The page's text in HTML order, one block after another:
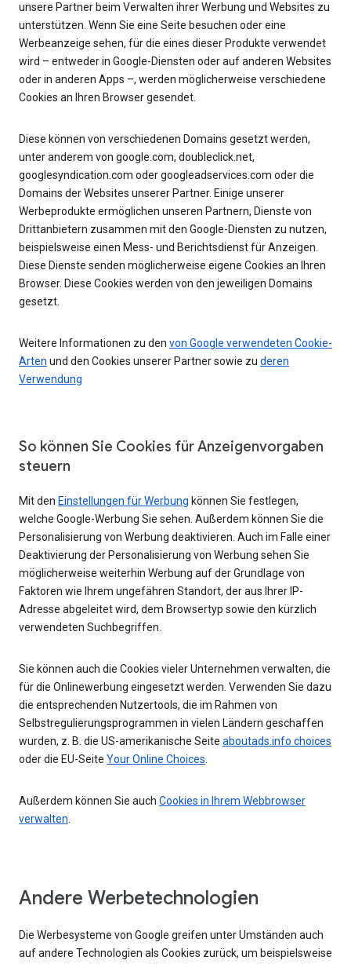
unsere Partner beim Verwalten ihrer Werbung und Websites zu
unterstützen. Wenn Sie eine Seite besuchen oder eine
Werbeanzeige sehen, für die eines dieser Produkte verwendet
wird – entweder in Google-Diensten oder auf anderen Websites
oder in anderen Apps –, werden möglicherweise verschiedene
Cookies an Ihren Browser gesendet.
Diese können von verschiedenen Domains gesetzt werden,
unter anderem von google.com, doubleclick.net,
googlesyndication.com oder googleadservices.com oder die
Domains der Websites unserer Partner. Einige unserer
Werbeprodukte ermöglichen unseren Partnern, Dienste von
Drittanbietern zusammen mit den Google-Diensten zu nutzen,
beispielsweise einen Mess- und Berichtsdienst für Anzeigen.
Diese Dienste senden möglicherweise eigene Cookies an Ihren
Browser. Diese Cookies werden von den jeweiligen Domains
gesetzt.
Weitere Informationen zu den von Google verwendeten Cookie-
Arten und den Cookies unserer Partner sowie zu deren
Verwendung
So können Sie Cookies für Anzeigenvorgaben
steuern
Mit den Einstellungen für Werbung können Sie festlegen,
welche Google-Werbung Sie sehen. Außerdem können Sie die
Personalisierung von Werbung deaktivieren. Auch im Falle einer
Deaktivierung der Personalisierung von Werbung sehen Sie
möglicherweise weiterhin Werbung auf der Grundlage von
Faktoren wie Ihrem ungefähren Standort, der aus Ihrer IP-
Adresse abgeleitet wird, dem Browsertyp sowie den kürzlich
verwendeten Suchbegriffen.
Sie können auch die Cookies vieler Unternehmen verwalten, die
für die Onlinewerbung eingesetzt werden. Verwenden Sie dazu
die entsprechenden Nutzertools, die im Rahmen von
Selbstregulierungsprogrammen in vielen Ländern geschaffen
wurden, z. B. die US-amerikanische Seite aboutads.info choices
oder die EU-Seite Your Online Choices.
Außerdem können Sie auch Cookies in Ihrem Webbrowser
verwalten.
Andere Werbetechnologien
Die Werbesysteme von Google greifen unter Umständen auch
auf andere Technologien als Cookies zurück, um beispielsweise